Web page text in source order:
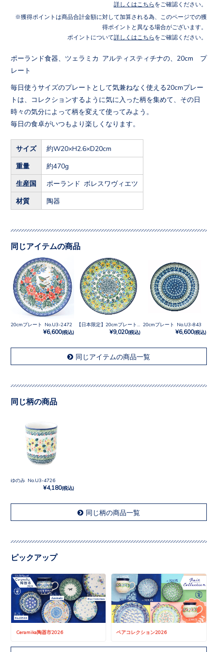
詳しくはこちら をご確認ください。
獲得ポイントは商品合計金額に対して加算される為、このページでの獲
得ポイントと異なる場合がございます。
ポイントについて詳しくはこちら をご確認ください。
ポーランド食器、ツェラミカ アルティスティチナの、20cm プ
レート
毎日使うサイズのプレートとして気兼ねなく使える20cmプレー
トは、コレクションするように気に入った柄を集めて、その日
時々の気分によって柄を変えて使ってみよう。
毎日の食卓がいつもより楽しくなります。
サイズ 約W20×H2.6×D20cm
重量 約470g
生産国 ポーランド ボレスワヴィエツ
材質 陶器
同じアイテムの商品
20cmプレート No.U3-2472
¥6,600(税込) ¥9,020(税込)
20cmプレート No.U3-843
¥6,600(税込)
同じアイテムの商品一覧
同じ柄の商品
ゆのみ No.U3-4726
¥4,180(税込)
同じ柄の商品一覧
ピックアップ
Ceramika陶器市2026 ペアコレクション2026